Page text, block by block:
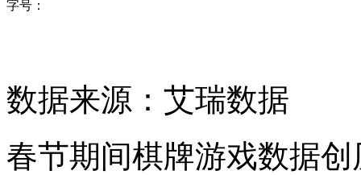
字号：
数据来源：艾瑞数据
春节期间棋牌游戏数据